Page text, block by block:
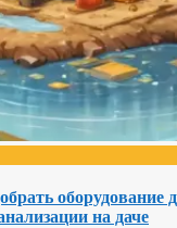
оборудование
на даче